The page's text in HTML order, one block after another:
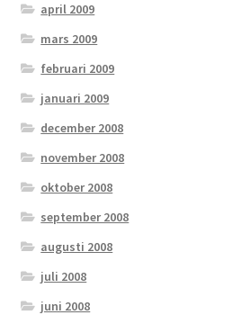
april 2009
mars 2009
februari 2009
januari 2009
december 2008
november 2008
oktober 2008
september 2008
augusti 2008
juli 2008
juni 2008